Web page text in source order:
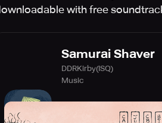
with free
Samurai Shaver
DDRKirby(ISQ)
Music